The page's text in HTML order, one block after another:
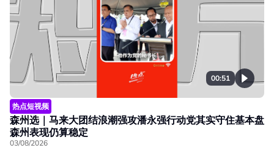
00:51
热点短视频
森州选｜马来大团结浪潮强攻潘永强行动党其实守住基本盘
森州表现仍算稳定
03/08/2026